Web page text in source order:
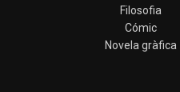
Filosofia
Cómic
Novela gràfica